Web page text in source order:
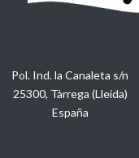
Pol. Ind. la Canaleta s/n
25300, Tàrrega (Lleida)
España